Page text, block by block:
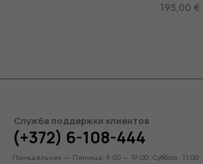
195,00 €
Служба поддержки клиентов
(+372) 6-108-444
Понедельник — Пятница: 9:00 – 19:00, Суббота: 11:00